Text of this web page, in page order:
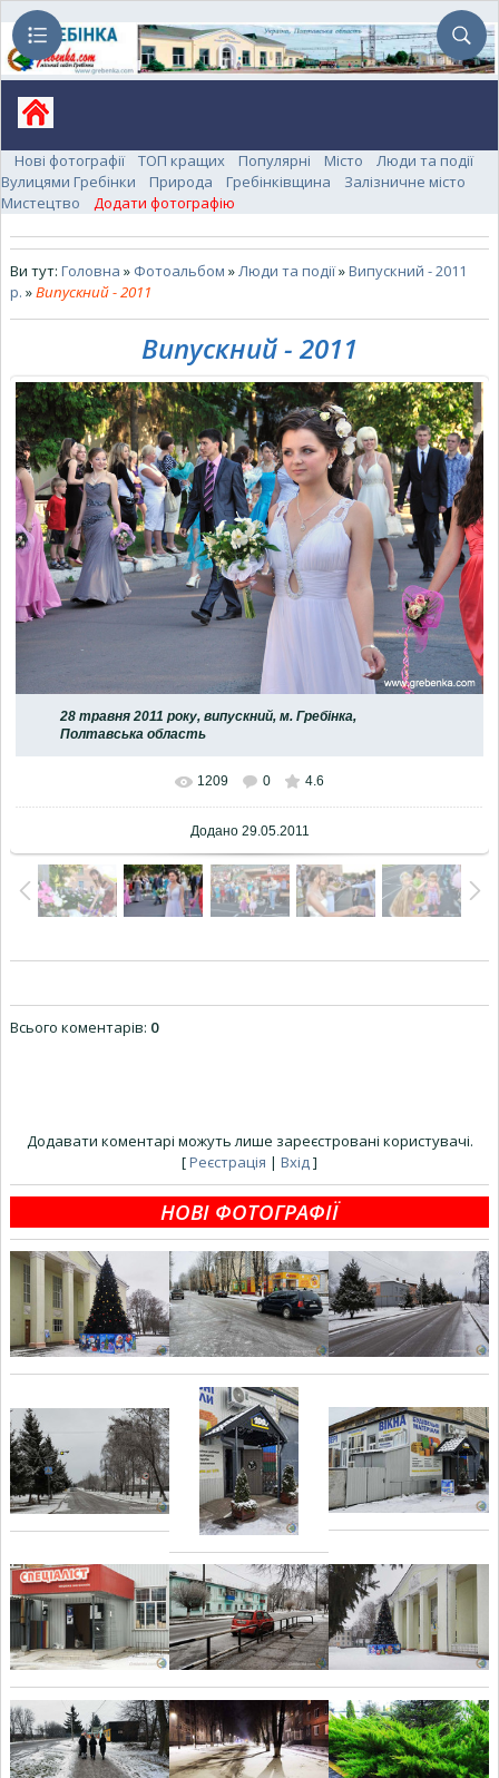
Нові фотографії ТОП кращих Популярні Місто
Люди та події
Вулицями Гребінки
Природа Гребінківщина
Залізничне місто
Мистецтво
Додати фотографію
Ви тут: Головна » Фотоальбом » Люди та події»Випускний - 2011
р. »Випускний - 2011
Випускний - 2011
28 травня 2011 року, випускний, м. Гребінка,
Полтавська область
1209 0 4.6
Додано29.05.2011
Всього коментарів: 0
Додавати коментарі можуть лише зареєстровані користувачі.
[Реєстрація | Вхід ]
НОВІ ФОТОГРАФІЇ